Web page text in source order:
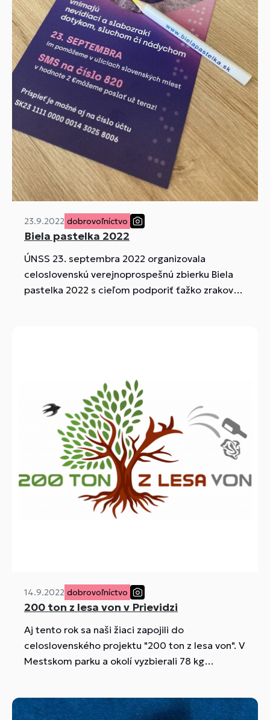
23.9.2022 dobrovoľníctvo
Biela pastelka 2022
ÚNSS 23. septembra 2022 organizovala
celoslovenskú verejnoprospešnú zbierku Biela
pastelka 2022 s cieľom podporiť ťažko zrakovo
14.9.2022 dobrovoľníctvo
200 ton z lesa von v Prievidzi
Aj tento rok sa naši žiaci zapojili do
celoslovenského projektu "200 ton z lesa von". V
Mestskom parku a okolí vyzbierali 78 kg
vyzbieraného odpadu.